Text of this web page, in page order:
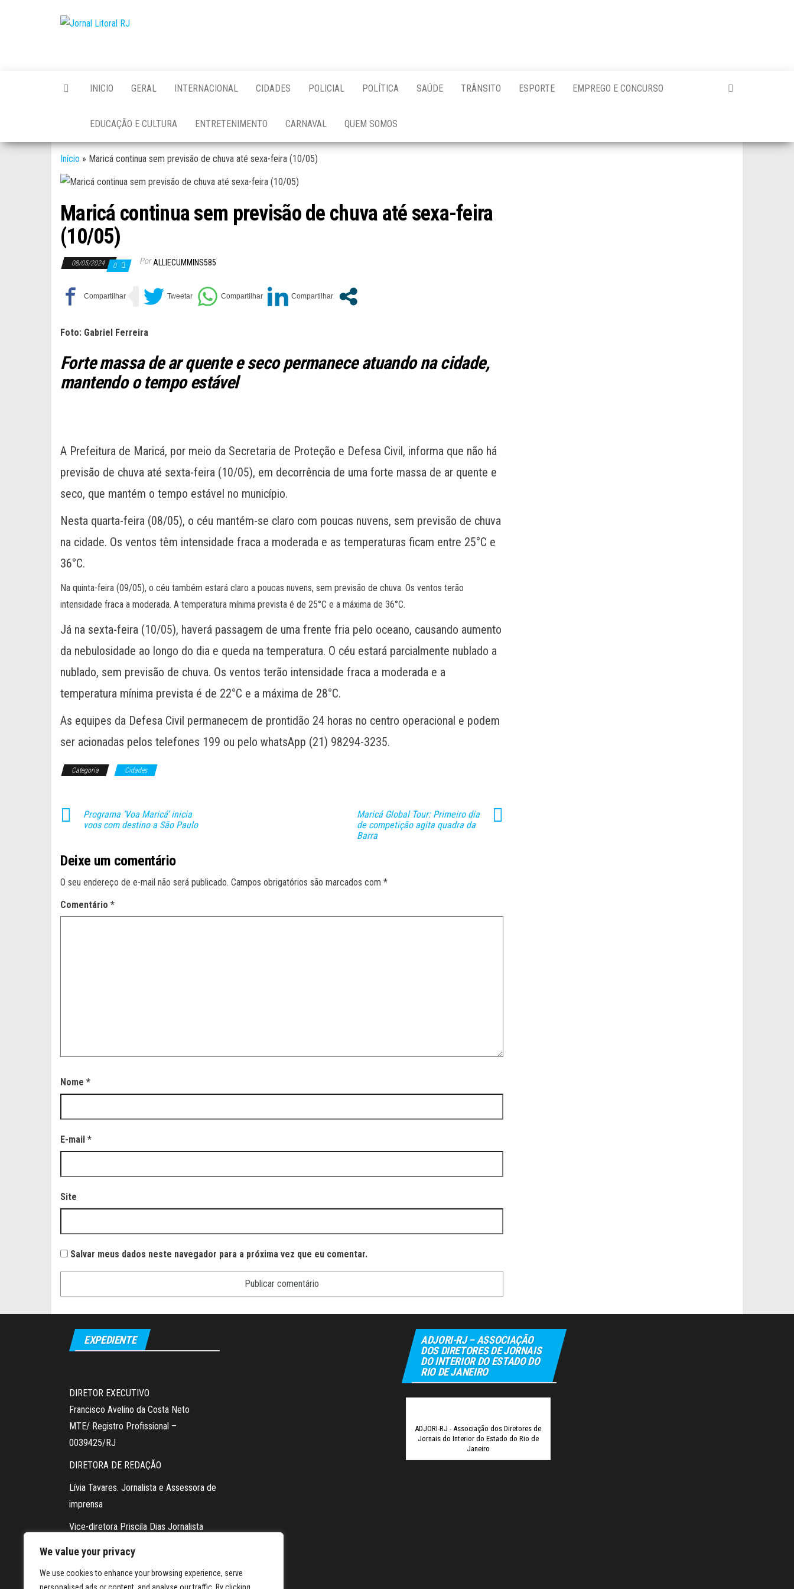
We value your privacy
We use cookies to enhance your browsing experience, serve
INICIO GERAL INTERNACIONAL CIDADES POLICIAL POLÍTICA SAÚDE TRÂNSITO ESPORTE EMPREGO E CONCURSO
EDUCAÇÃO E CULTURA ENTRETENIMENTO CARNAVAL QUEM SOMOS
Início » Maricá continua sem previsão de chuva até sexa-feira (10/05)
Maricá continua sem previsão de chuva até sexa-feira
(10/05)
08/05/2024 0 Por ALLIECUMMINS585
Foto: Gabriel Ferreira
Forte massa de ar quente e seco permanece atuando na cidade,
mantendo o tempo estável
A Prefeitura de Maricá, por meio da Secretaria de Proteção e Defesa Civil, informa que não há
previsão de chuva até sexta-feira (10/05), em decorrência de uma forte massa de ar quente e
seco, que mantém o tempo estável no município.
Nesta quarta-feira (08/05), o céu mantém-se claro com poucas nuvens, sem previsão de chuva
na cidade. Os ventos têm intensidade fraca a moderada e as temperaturas ficam entre 25°C e
36°C.
Na quinta-feira (09/05), o céu também estará claro a poucas nuvens, sem previsão de chuva. Os ventos terão
intensidade fraca a moderada. A temperatura mínima prevista é de 25°C e a máxima de 36°C.
Já na sexta-feira (10/05), haverá passagem de uma frente fria pelo oceano, causando aumento
da nebulosidade ao longo do dia e queda na temperatura. O céu estará parcialmente nublado a
nublado, sem previsão de chuva. Os ventos terão intensidade fraca a moderada e a
temperatura mínima prevista é de 22°C e a máxima de 28°C.
As equipes da Defesa Civil permanecem de prontidão 24 horas no centro operacional e podem
ser acionadas pelos telefones 199 ou pelo whatsApp (21) 98294-3235.
Categoria Cidades
Programa ‘Voa Maricá’ inicia
voos com destino a São Paulo
Maricá Global Tour: Primeiro dia
de competição agita quadra da
Barra
Deixe um comentário
O seu endereço de e-mail não será publicado. Campos obrigatórios são marcados com *
Comentário *
Nome *
E-mail *
Site
Salvar meus dados neste navegador para a próxima vez que eu comentar.
EXPEDIENTE
DIRETOR EXECUTIVO
Francisco Avelino da Costa Neto
MTE/ Registro Profissional –
0039425/RJ
DIRETORA DE REDAÇÃO
Lívia Tavares. Jornalista e Assessora de
imprensa
Vice-diretora Priscila Dias Jornalista
Contato da redação via WhatsApp:
21 98604-5878
ADJORI-RJ – ASSOCIAÇÃO
DOS DIRETORES DE JORNAIS
DO INTERIOR DO ESTADO DO
RIO DE JANEIRO
ADJORI-RJ - Associação dos Diretores de
Jornais do Interior do Estado do Rio de
Janeiro